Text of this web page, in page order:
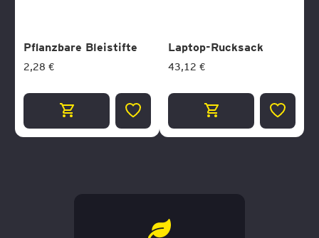
Pflanzbare Bleistifte
2,28 €
ZUR
Laptop-Rucksack
43,12 €
ZUR